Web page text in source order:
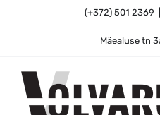
(+372) 501 2369
Mäealuse tn